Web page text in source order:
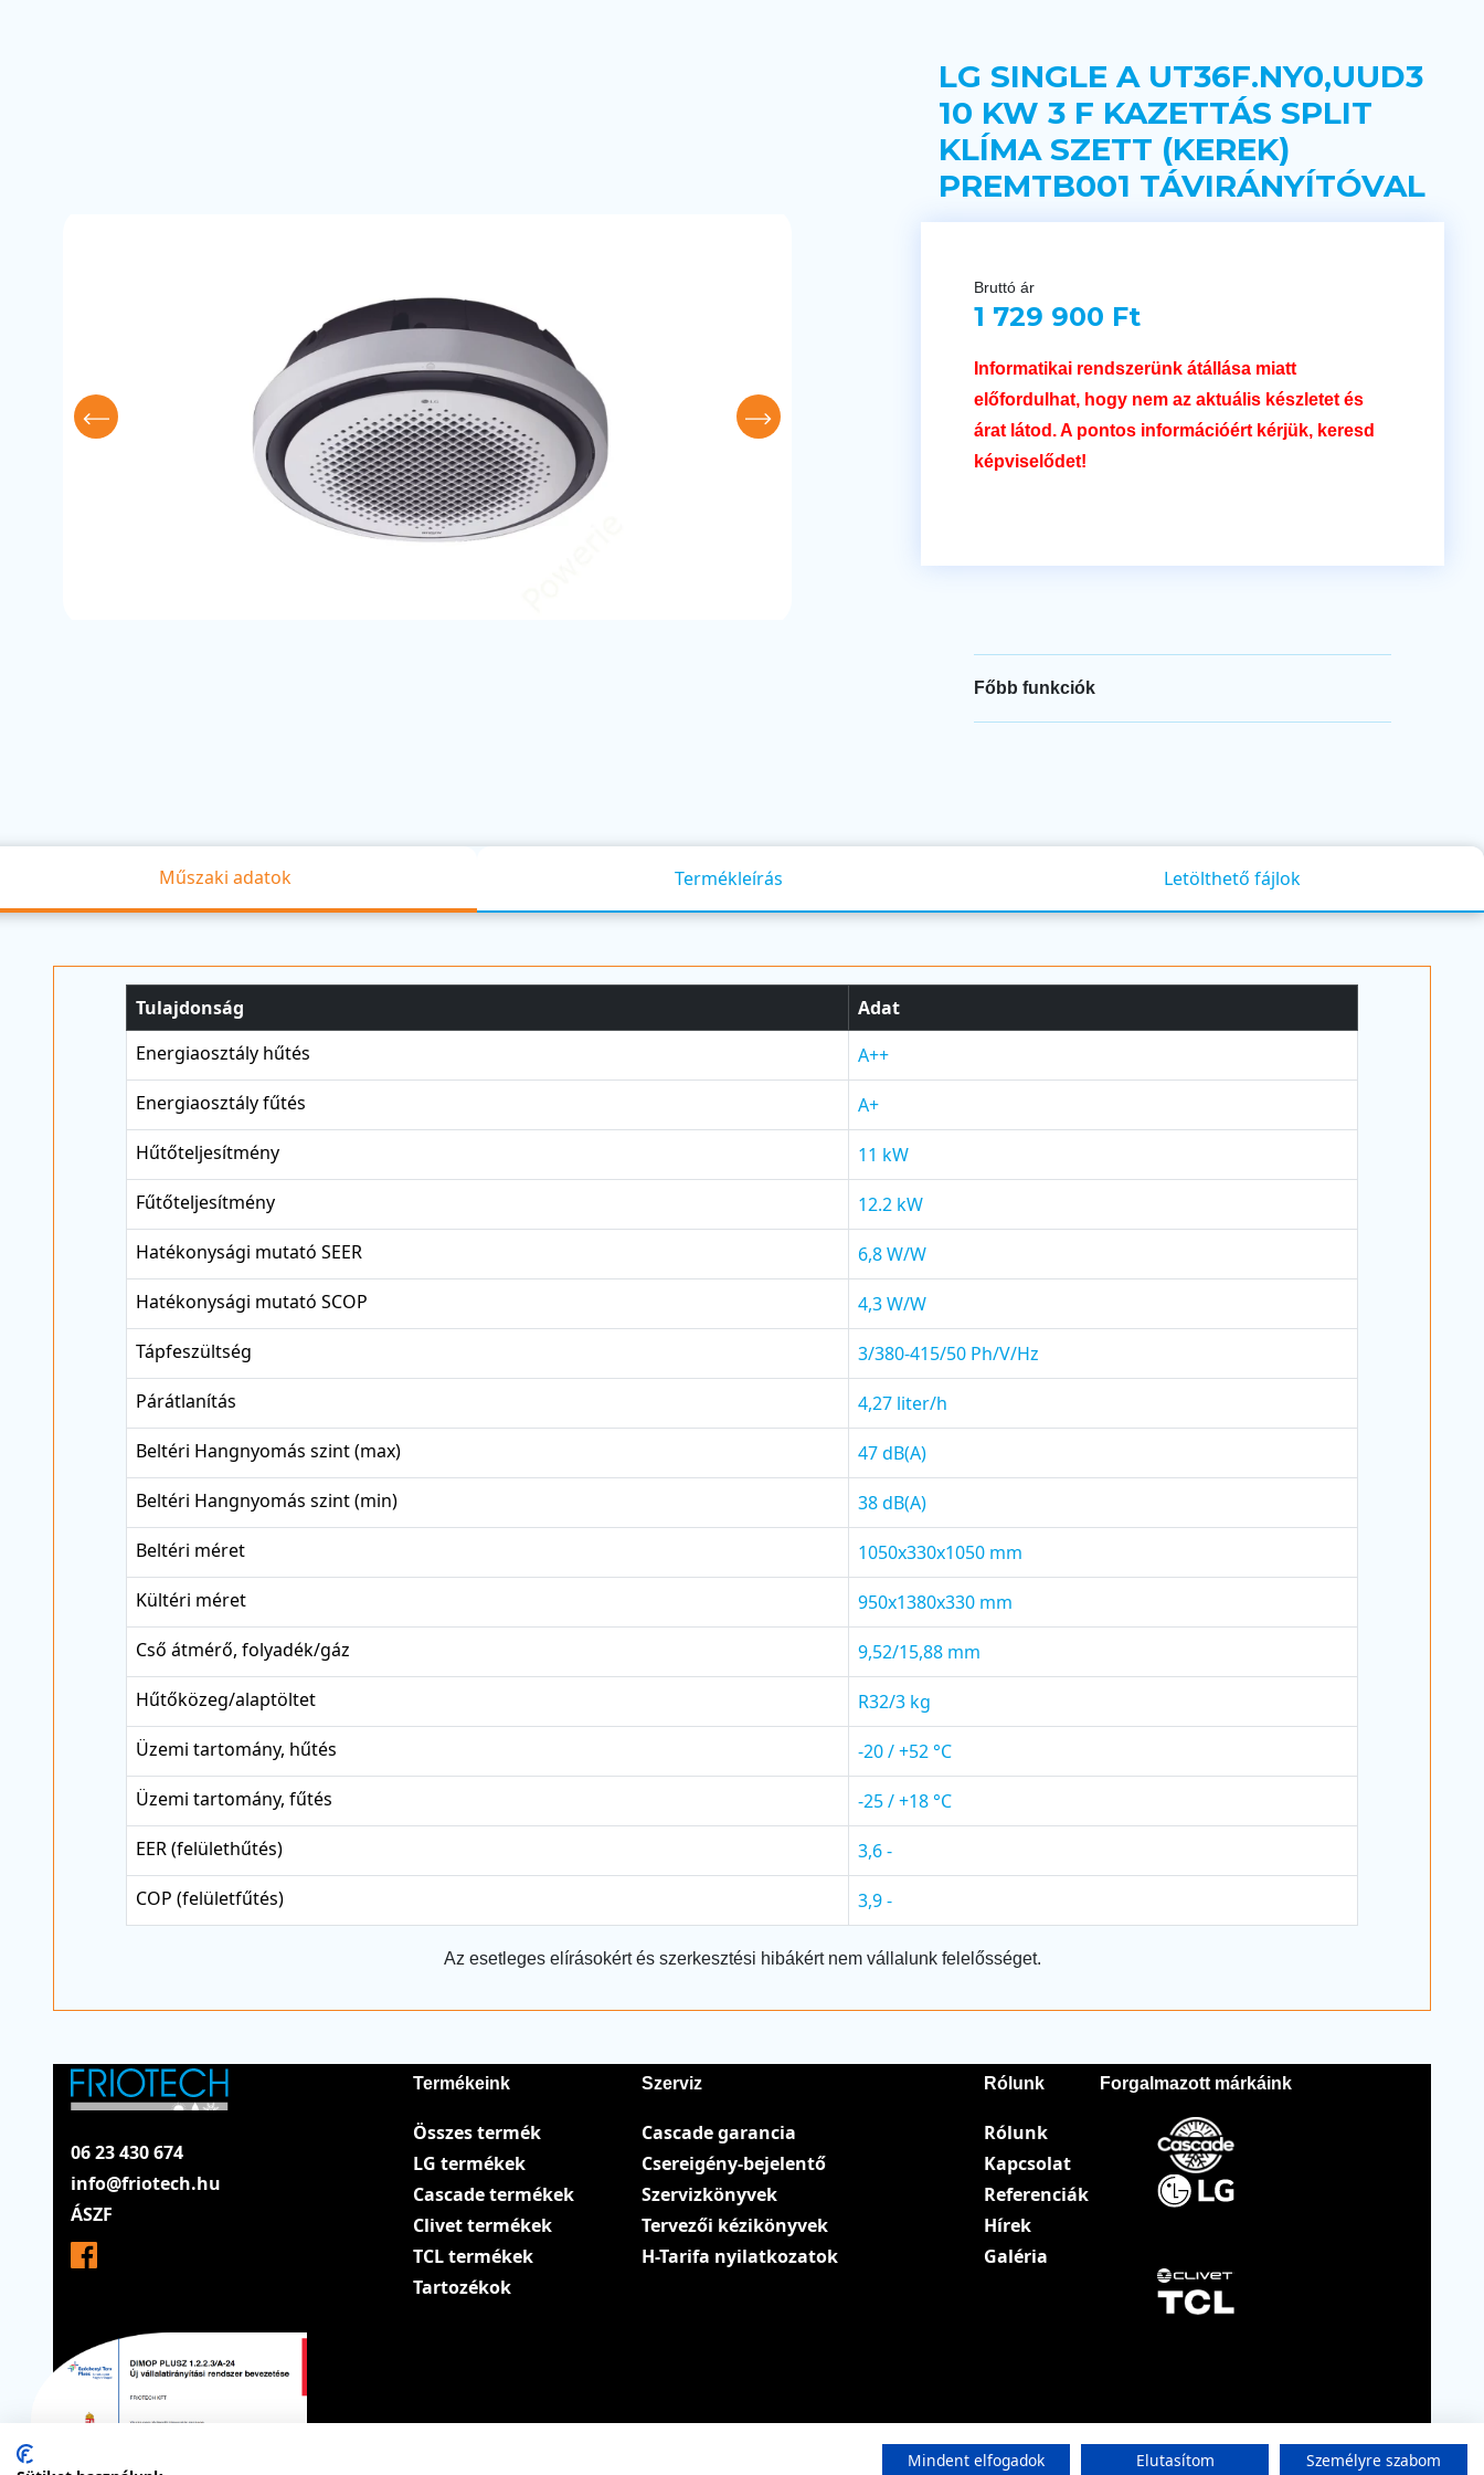
LG SINGLE A UT36F.NY0,UUD3
10 KW 3 F KAZETTÁS SPLIT
KLÍMA SZETT (KEREK)
PREMTB001 TÁVIRÁNYÍTÓVAL
Bruttó ár
1 729 900 Ft
Informatikai rendszerünk átállása miatt
előfordulhat, hogy nem az aktuális készletet és
árat látod. A pontos információért kérjük, keresd
képviselődet!
Főbb funkciók
Műszaki adatok Termékleírás Letölthető fájlok
Tulajdonság
Adat
Energiaosztály hűtés
A++
Energiaosztály fűtés
A+
Hűtőteljesítmény
11 kW
Fűtőteljesítmény
12.2 kW
Hatékonysági mutató SEER
6,8 W/W
Hatékonysági mutató SCOP
4,3 W/W
Tápfeszültség
3/380-415/50 Ph/V/Hz
Párátlanítás
4,27 liter/h
Beltéri Hangnyomás szint (max)
47 dB(A)
Beltéri Hangnyomás szint (min)
38 dB(A)
Beltéri méret
1050x330x1050 mm
Kültéri méret
950x1380x330 mm
Cső átmérő, folyadék/gáz
9,52/15,88 mm
Hűtőközeg/alaptöltet
R32/3 kg
Üzemi tartomány, hűtés
-20 / +52 °C
Üzemi tartomány, fűtés
-25 / +18 °C
EER (felülethűtés)
3,6 -
COP (felületfűtés)
3,9 -
Az esetleges elírásokért és szerkesztési hibákért nem vállalunk felelősséget.
06 23 430 674
info@friotech.hu
ÁSZF
Termékeink
Összes termék
LG termékek
Cascade termékek
Clivet termékek
TCL termékek
Tartozékok
Szerviz
Cascade garancia
Csereigény-bejelentő
Szervizkönyvek
Tervezői kézikönyvek
H-Tarifa nyilatkozatok
Rólunk
Rólunk
Kapcsolat
Referenciák
Hírek
Galéria
Forgalmazott márkáink
Mindent elfogadok Elutasítom Személyre szabom